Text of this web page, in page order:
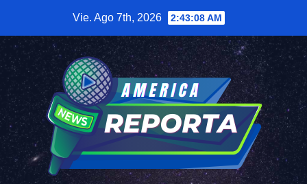
contenido
Vie. Ago 7th, 2026 2:43:09 AM